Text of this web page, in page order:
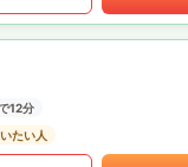
12分
たい人